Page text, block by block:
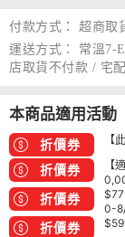
付款方式： 超商取
運送方式：
常溫7-
店取貨不付款 / 宅配
本商品適用活動
折價券 【
折價券
【
折價券
0-
折價券